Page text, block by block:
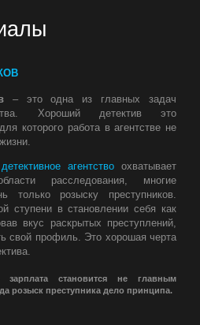
– это одна из главных задач
Хороший детектив это
которого работа в агентстве не
детективное агентство охватывает
расследования, многие
только розыску преступников.
ступени в становлении себя как
вкус раскрытых преступлений,
свой профиль. Это хорошая черта
становится не главным
розыск преступника дело принципа.